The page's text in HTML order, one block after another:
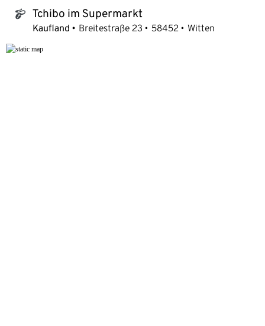
tchibo_logo Tchibo im Supermarkt
Kaufland Breitestraße 23 58452 Witten